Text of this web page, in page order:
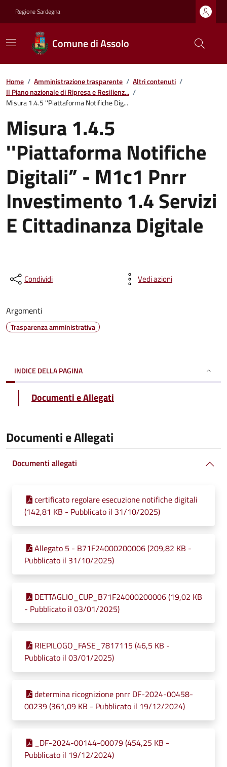
Regione Sardegna
Comune di Assolo
Home / Amministrazione trasparente / Altri contenuti /
Il Piano nazionale di Ripresa e Resilienz... /
Misura 1.4.5 ''Piattaforma Notifiche Dig...
Misura 1.4.5
''Piattaforma Notifiche
Digitali” - M1c1 Pnrr
Investimento 1.4 Servizi
E Cittadinanza Digitale
Condividi Vedi azioni
Argomenti
Trasparenza amministrativa
INDICE DELLA PAGINA
Documenti e Allegati
Documenti e Allegati
Documenti allegati
certificato regolare esecuzione notifiche digitali
(142,81 KB - Pubblicato il 31/10/2025)
Allegato 5 - B71F24000200006 (209,82 KB -
Pubblicato il 31/10/2025)
DETTAGLIO_CUP_B71F24000200006 (19,02 KB
- Pubblicato il 03/01/2025)
RIEPILOGO_FASE_7817115 (46,5 KB -
Pubblicato il 03/01/2025)
determina ricognizione pnrr DF-2024-00458-
00239 (361,09 KB - Pubblicato il 19/12/2024)
_DF-2024-00144-00079 (454,25 KB -
Pubblicato il 19/12/2024)